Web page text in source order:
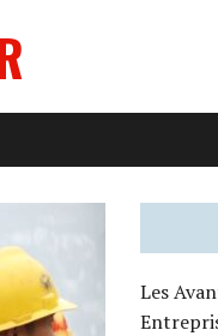
Les